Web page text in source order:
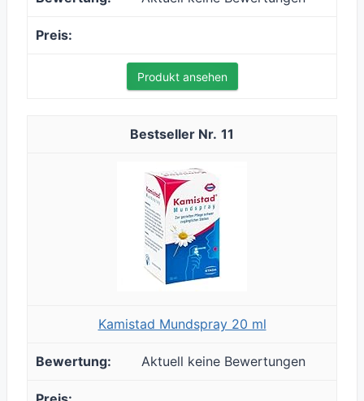
Produkt ansehen
11
Kamistad Mundspray 20 ml
Aktuell keine Bewertungen